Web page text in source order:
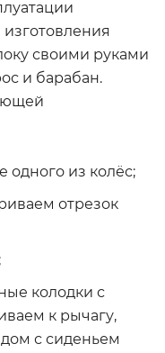
своими руками
и барабан.
одного из колёс;
отрезок
колодки с
к рычагу,
с сиденьем